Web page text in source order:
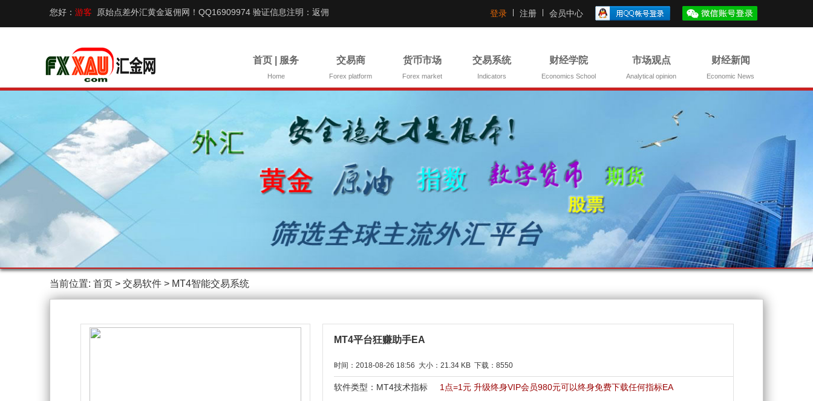
您好： 游客 原始点差外汇黄金返佣网！QQ16909974 验证信息注明：返佣 登录 注册 会员中心
首页 | 服务
Home
交易商
Forex platform
货币市场
Forex market
交易系统
Indicators
财经学院
Economics School
市场观点
Analytical opinion
财经新闻
Economic News
当前位置: 首页 > 交易软件 > MT4智能交易系统
MT4平台狂赚助手EA
时间：2018-08-26 18:56 大小：21.34 KB 下载：8550
软件类型：MT4技术指标 1点=1元 升级终身VIP会员980元可以终身免费下载任何指标EA